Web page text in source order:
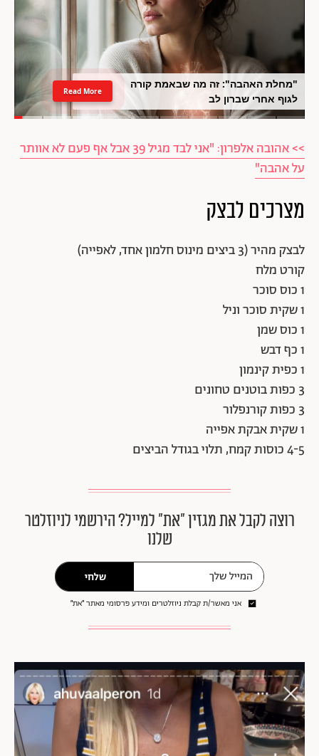
"מחלת האהבה": זה מה שבאמת קורה
לגוף אחרי שברון לב
Read More
>> אהובה אלפרון: "אני לבד מגיל 39 אבל אף פעם לא אוותר
על אהבה"
מצרכים לבצק
לבצק מהיר (3 ביצים מינוס חלמון אחד, לאפייה)
קורט מלח
1 כוס סוכר
1 שקית סוכר וניל
1 כוס שמן
1 כף דבש
1 כפית קינמון
3 כפות בוטנים טחונים
3 כפות קורנפלור
1 שקית אבקת אפייה
4-5 כוסות קמח, תלוי בגודל הביצים
רוצה לקבל את מגזין ״את״ למייל? הירשמי לניוזלטר
שלנו
שלחי
אני מאשר/ת קבלת ניוזלטרים ומידע פרסומי מאתר ״את״